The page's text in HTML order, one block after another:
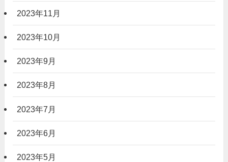
2023年11月
2023年10月
2023年9月
2023年8月
2023年7月
2023年6月
2023年5月